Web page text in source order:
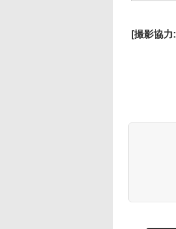
[撮影協力: